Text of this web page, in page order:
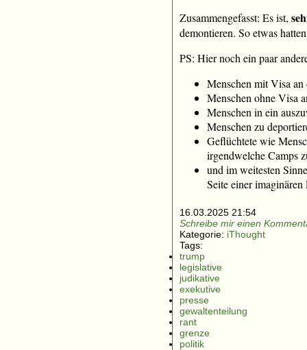
Zusammengefasst: Es ist,
demontieren. So etwas
PS: Hier noch ein paar
Menschen mit Visa an
Menschen ohne Visa
Menschen in ein
Menschen zu
Geflüchtete wie
irgendwelche Camps
und im weitesten
Seite einer
16.03.2025 21:54
Schreibe mir einen
Kategorie: iThought
Tags:
trump
legislative
judikative
exekutive
presse
gewaltenteilung
rant
grenze
politik